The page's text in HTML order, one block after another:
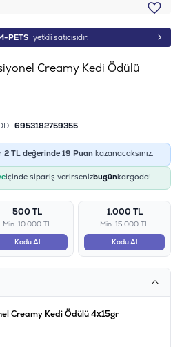
PETS yetkili satıcısıdır.
Creamy Kedi Ödülü
6953182759355
2 TL değerinde 19 Puan kazanacaksınız.
içinde sipariş verirsenizbugünkargoda!
500 TL
Min: 10.000 TL
Kodu Al
1.000 TL
Min: 15.000 TL
Kodu Al
Creamy Kedi Ödülü 4x15gr